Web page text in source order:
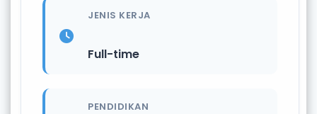
JENIS KERJA
Full-time
PENDIDIKAN